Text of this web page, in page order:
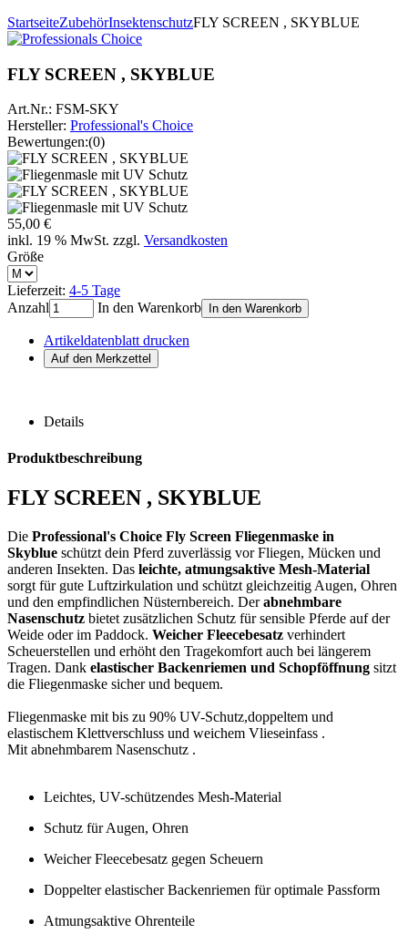
StartseiteZubehörInsektenschutzFLY SCREEN , SKYBLUE
FLY SCREEN , SKYBLUE
Art.Nr.: FSM-SKY
Hersteller: Professional's Choice
Bewertungen:(0)
55,00 €
inkl. 19 % MwSt. zzgl. Versandkosten
Größe
Lieferzeit: 4-5 Tage
Anzahl
In den Warenkorb In den Warenkorb
Artikeldatenblatt drucken
Details
Produktbeschreibung
FLY SCREEN , SKYBLUE
Die Professional's Choice Fly Screen Fliegenmaske in
Skyblue schützt dein Pferd zuverlässig vor Fliegen, Mücken und
anderen Insekten. Das leichte, atmungsaktive Mesh-Material
sorgt für gute Luftzirkulation und schützt gleichzeitig Augen, Ohren
und den empfindlichen Nüsternbereich. Derabnehmbare
Nasenschutz bietet zusätzlichen Schutz für sensible Pferde auf der
Weide oder im Paddock. Weicher Fleecebesatz verhindert
Scheuerstellen und erhöht den Tragekomfort auch bei längerem
Tragen. Dank elastischer Backenriemen und Schopföffnung sitzt
die Fliegenmaske sicher und bequem.
Fliegenmaske mit bis zu 90% UV-Schutz,doppeltem und
elastischem Klettverschluss und weichem Vlieseinfass .
Mit abnehmbarem Nasenschutz .
Leichtes, UV-schützendes Mesh-Material
Schutz für Augen, Ohren
Weicher Fleecebesatz gegen Scheuern
Doppelter elastischer Backenriemen für optimale Passform
Atmungsaktive Ohrenteile